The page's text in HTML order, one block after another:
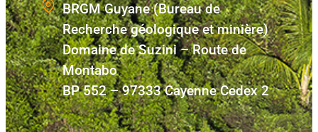
BRGM Guyane (Bureau de
Recherche géologique et minière)
Domaine de Suzini – Route de
Montabo
BP 552 – 97333 Cayenne Cedex 2